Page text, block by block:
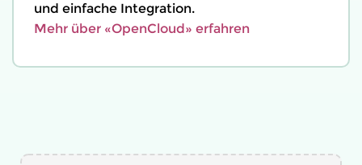
und einfache Integration.
Mehr über «OpenCloud» erfahren